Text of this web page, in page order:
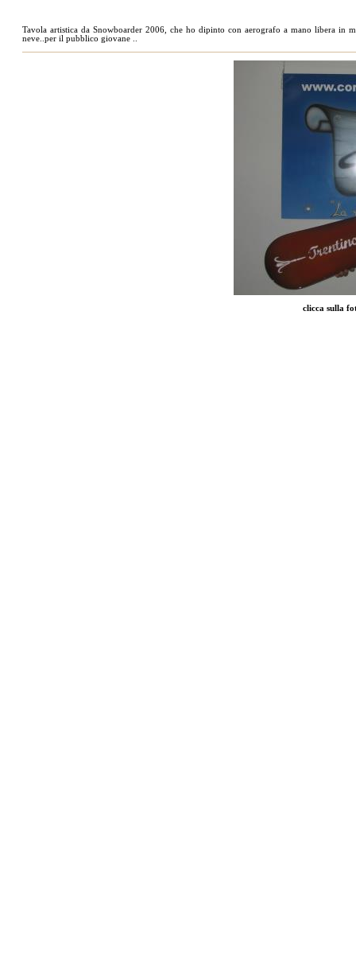
Tavola artistica da Snowboarder 2006, che ho dipinto con aerografo a mano libera
neve..per il pubblico giovane ..
clicca sulla